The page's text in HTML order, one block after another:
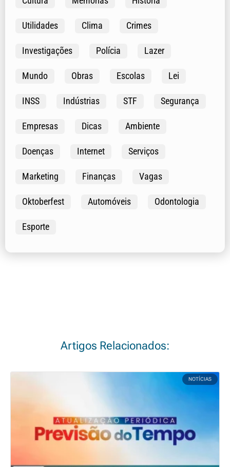
Utilidades Clima Crimes
Investigações Polícia Lazer
Mundo Obras Escolas Lei
INSS Indústrias STF Segurança
Empresas Dicas Ambiente
Doenças Internet Serviços
Marketing Finanças Vagas
Oktoberfest Automóveis Odontologia
Esporte
Artigos Relacionados:
NOTÍCIAS